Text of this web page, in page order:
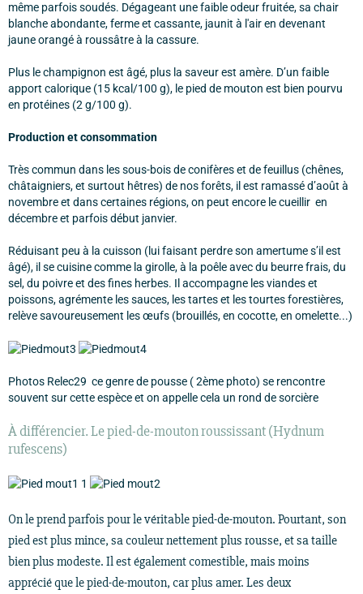
même parfois soudés. Dégageant une faible odeur fruitée, sa chair
blanche abondante, ferme et cassante, jaunit à l'air en devenant
jaune orangé à roussâtre à la cassure.
Plus le champignon est âgé, plus la saveur est amère. D’un faible
apport calorique (15 kcal/100 g), le pied de mouton est bien pourvu
en protéines (2 g/100 g).
Production et consommation
Très commun dans les sous-bois de conifères et de feuillus (chênes,
châtaigniers, et surtout hêtres) de nos forêts, il est ramassé d’août à
novembre et dans certaines régions, on peut encore le cueillir en
décembre et parfois début janvier.
Réduisant peu à la cuisson (lui faisant perdre son amertume s’il est
âgé), il se cuisine comme la girolle, à la poêle avec du beurre frais, du
sel, du poivre et des fines herbes. Il accompagne les viandes et
poissons, agrémente les sauces, les tartes et les tourtes forestières,
relève savoureusement les œufs (brouillés, en cocotte, en omelette...)
Photos Relec29 ce genre de pousse ( 2ème photo) se rencontre
souvent sur cette espèce et on appelle cela un rond de sorcière
À différencier. Le pied-de-mouton roussissant (Hydnum
rufescens)
On le prend parfois pour le véritable pied-de-mouton. Pourtant, son
pied est plus mince, sa couleur nettement plus rousse, et sa taille
bien plus modeste. Il est également comestible, mais moins
apprécié que le pied-de-mouton, car plus amer. Les deux